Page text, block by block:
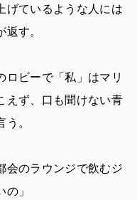
げているような人には
す。
ロビーで「私」はマリ
えず、口も聞けない青
。
会のラウンジで飲むジ
」